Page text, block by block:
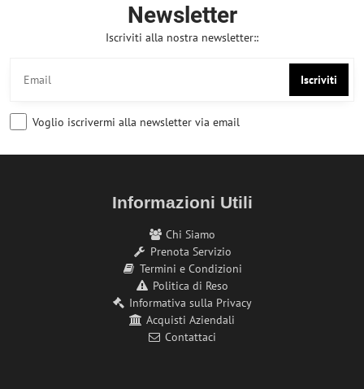
Newsletter
Iscriviti alla nostra newsletter::
Iscriviti
Voglio iscrivermi alla newsletter via email
Informazioni Utili
Chi Siamo
Prenota Servizio
Termini e Condizioni
Politica di Reso
Informativa sulla Privacy
Acquisti Aziendali
Contattaci